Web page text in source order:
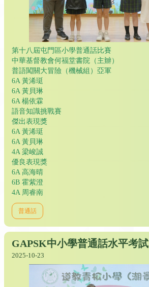
第十八屆屯門區小學普通話比賽
中華基督教會何福堂書院（主辧）
普語闖關大冒險（機械組）亞軍
6A 黃浠珽
6A 黃貝琳
6A 楊依霖
語音知識挑戰賽
傑出表現獎
6A 黃浠珽
6A 黃貝琳
4A 梁峻誠
優良表現獎
6A 高海晴
6B 霍紫澄
4A 周睿南
普通話
GAPSK中小學普通話水平考試
2025-10-23